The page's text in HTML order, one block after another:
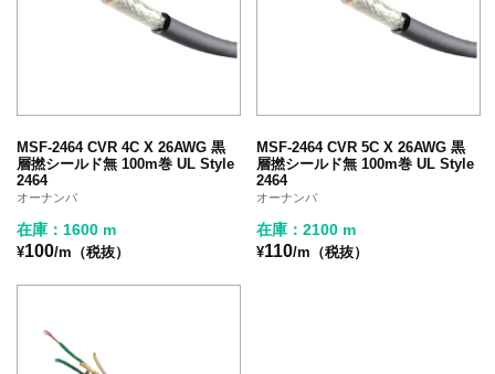
MSF-2464 CVR 4C X 26AWG 黒
層撚シールド無 100m巻 UL Style
2464
オーナンバ
在庫：1600 m
¥100/m（税抜）
MSF-2464 CVR 5C X 26AWG 黒
層撚シールド無 100m巻 UL Style
2464
オーナンバ
在庫：2100 m
¥110/m（税抜）